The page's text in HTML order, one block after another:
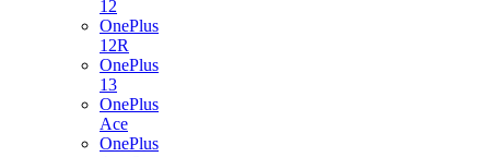
12
OnePlus
12R
OnePlus
13
OnePlus
Ace
OnePlus